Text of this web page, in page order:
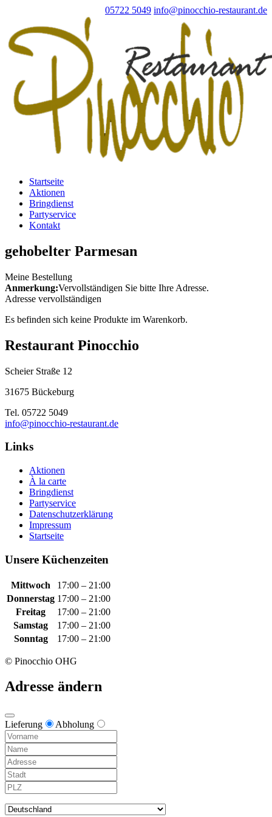
05722 5049 info@pinocchio-restaurant.de
Startseite
Aktionen
Bringdienst
Partyservice
Kontakt
gehobelter Parmesan
Meine Bestellung
Anmerkung:Vervollständigen Sie bitte Ihre Adresse.
Adresse vervollständigen
Es befinden sich keine Produkte im Warenkorb.
Restaurant Pinocchio
Scheier Straße 12
31675 Bückeburg
Tel. 05722 5049
info@pinocchio-restaurant.de
Links
Aktionen
À la carte
Bringdienst
Partyservice
Datenschutzerklärung
Impressum
Startseite
Unsere Küchenzeiten
Mittwoch
17:00 – 21:00
Donnerstag 17:00 – 21:00
Freitag
17:00 – 21:00
Samstag
17:00 – 21:00
Sonntag
17:00 – 21:00
© Pinocchio OHG
Adresse ändern
Lieferung Abholung